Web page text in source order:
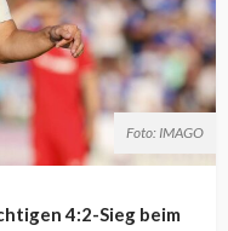
Foto: IMAGO
4:2-Sieg beim